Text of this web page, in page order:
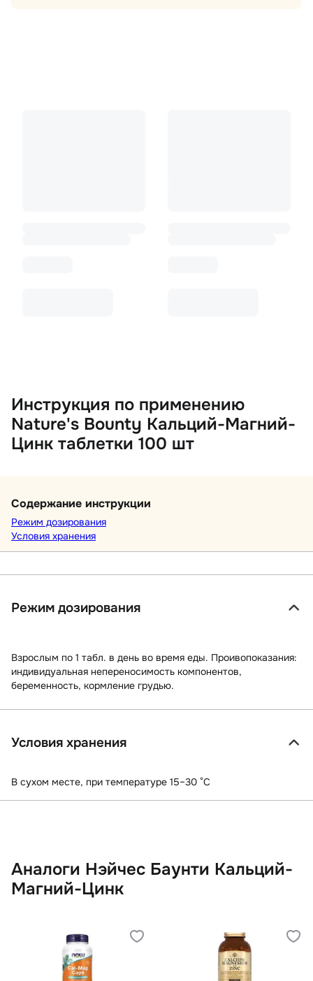
Инструкция по применению
Nature's Bounty Кальций-Магний-
Цинк таблетки 100 шт
Содержание инструкции
Режим дозирования
Условия хранения
Режим дозирования
Взрослым по 1 табл. в день во время еды. Проивопоказания:
индивидуальная непереносимость компонентов,
беременность, кормление грудью.
Условия хранения
В сухом месте, при температуре 15–30 °C
Аналоги Нэйчес Баунти Кальций-
Магний-Цинк